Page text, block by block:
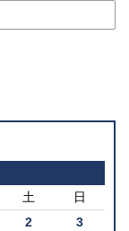
土 日
2
3